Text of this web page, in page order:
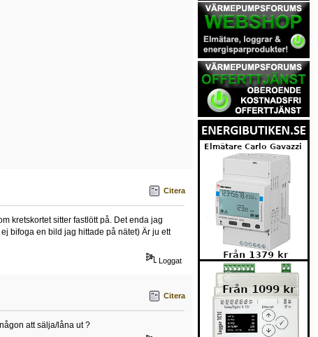
Citera
kretskortet sitter fastlött på. Det enda jag
bifoga en bild jag hittade på nätet) Är ju ett
Loggat
Citera
att sälja/låna ut ?